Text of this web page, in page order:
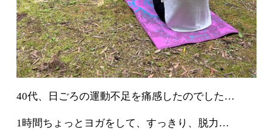
40代、日ごろの運動不足を痛感したのでした…
1時間ちょっとヨガをして、すっきり、脱力…